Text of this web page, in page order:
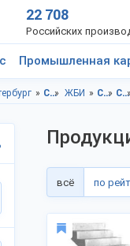
22 708
Российских
Промышленная
Строительство и ремонт ЖБИ Строительство и ремонт, Ленинградская область Строительство и ремонт, г.Санкт-Петербург
всё по